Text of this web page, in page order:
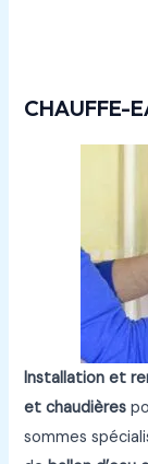
CHAUFFE-
Installation et
et chaudières
sommes